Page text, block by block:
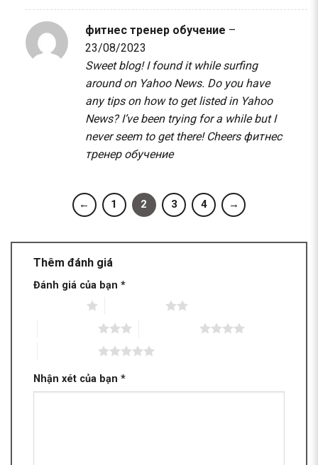
фитнес тренер обучение –
23/08/2023
Sweet blog! I found it while surfing
around on Yahoo News. Do you have
any tips on how to get listed in Yahoo
News? I’ve been trying for a while but I
never seem to get there! Cheers фитнес
тренер обучение
← 1 2 3 4 →
Thêm đánh giá
Đánh giá của bạn *
Nhận xét của bạn *